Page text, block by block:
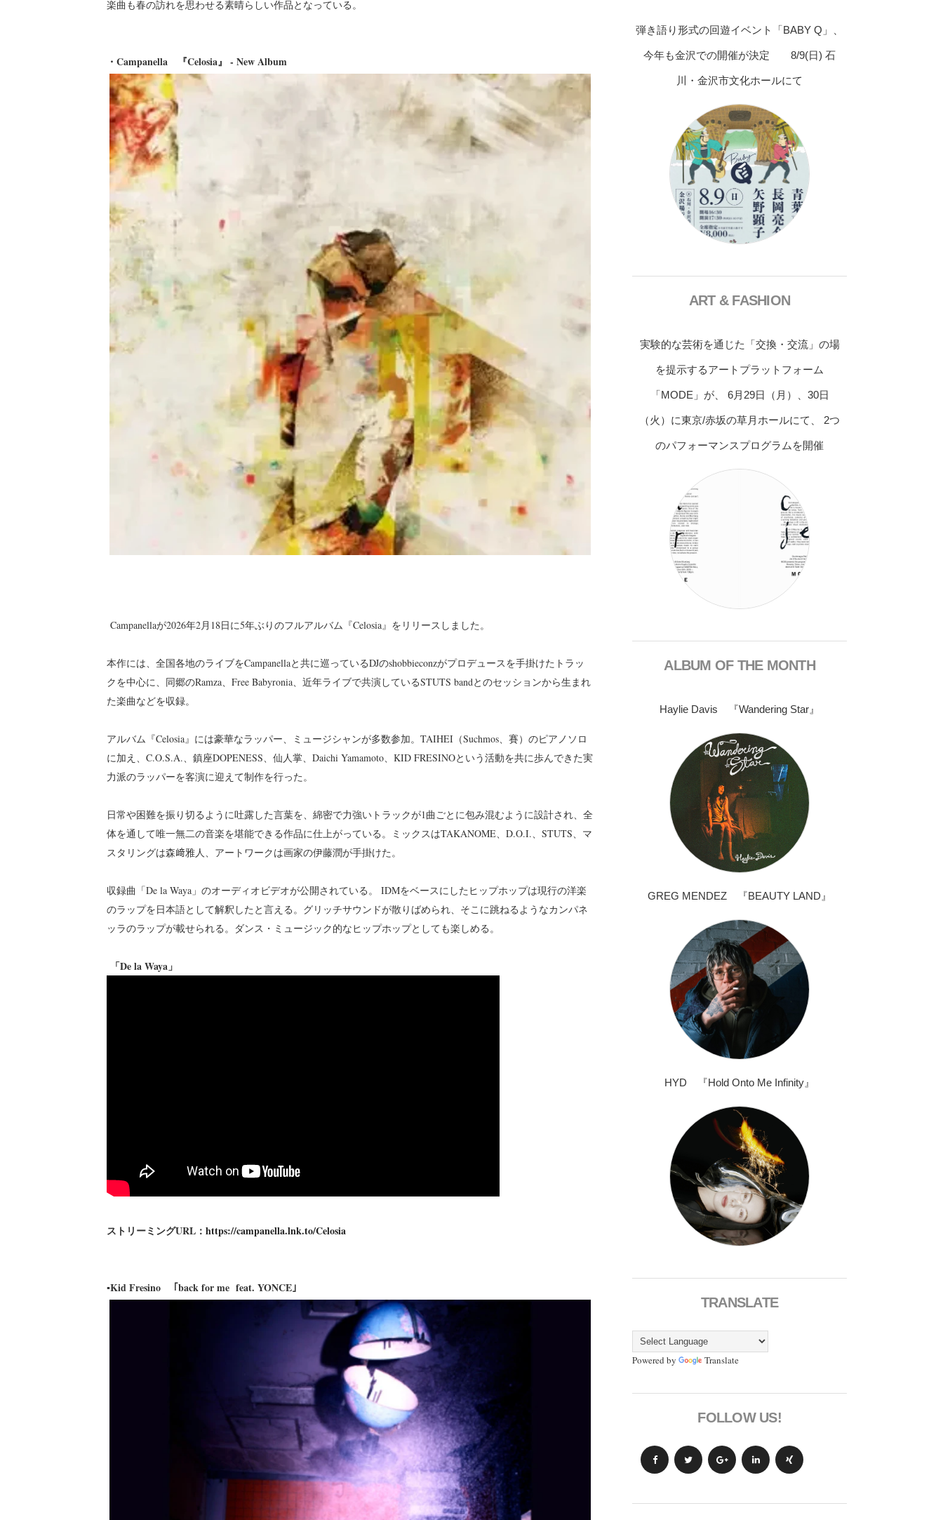
楽曲も春の訪れを思わせる素晴らしい作品となっている。
・Campanella 『Celosia』 - New Album
Campanellaが2026年2月18日に5年ぶりのフルアルバム『Celosia』をリリースしました。
本作には、全国各地のライブをCampanellaと共に巡っているDJのshobbieconzがプロデュースを手掛けたトラッ
クを中心に、同郷のRamza、Free Babyronia、近年ライブで共演しているSTUTS bandとのセッションから生まれ
た楽曲などを収録。
アルバム『Celosia』には豪華なラッパー、ミュージシャンが多数参加。TAIHEI（Suchmos、賽）のピアノソロ
に加え、C.O.S.A.、鎮座DOPENESS、仙人掌、Daichi Yamamoto、KID FRESINOという活動を共に歩んできた実
力派のラッパーを客演に迎えて制作を行った。
日常や困難を振り切るように吐露した言葉を、綿密で力強いトラックが1曲ごとに包み混むように設計され、全
体を通して唯一無二の音楽を堪能できる作品に仕上がっている。ミックスはTAKANOME、D.O.I.、STUTS、マ
スタリングは森﨑雅人、アートワークは画家の伊藤潤が手掛けた。
収録曲「De la Waya」のオーディオビデオが公開されている。 IDMをベースにしたヒップホップは現行の洋楽
のラップを日本語として解釈したと言える。グリッチサウンドが散りばめられ、そこに跳ねるようなカンパネ
ッラのラップが載せられる。ダンス・ミュージック的なヒップホップとしても楽しめる。
「De la Waya」
ストリーミングURL： https://campanella.lnk.to/Celosia
▪Kid Fresino ｢back for me feat. YONCE｣
弾き語り形式の回遊イベント「BABY Q」、
今年も金沢での開催が決定 8/9(日) 石
川・金沢市文化ホールにて
ART & FASHION
実験的な芸術を通じた「交換・交流」の場
を提示するアートプラットフォーム
「MODE」が、 6月29日（月）、30日
（火）に東京/赤坂の草月ホールにて、 2つ
のパフォーマンスプログラムを開催
ALBUM OF THE MONTH
Haylie Davis 『Wandering Star』
GREG MENDEZ 『BEAUTY LAND』
HYD 『Hold Onto Me Infinity』
TRANSLATE
Powered by Translate
FOLLOW US!